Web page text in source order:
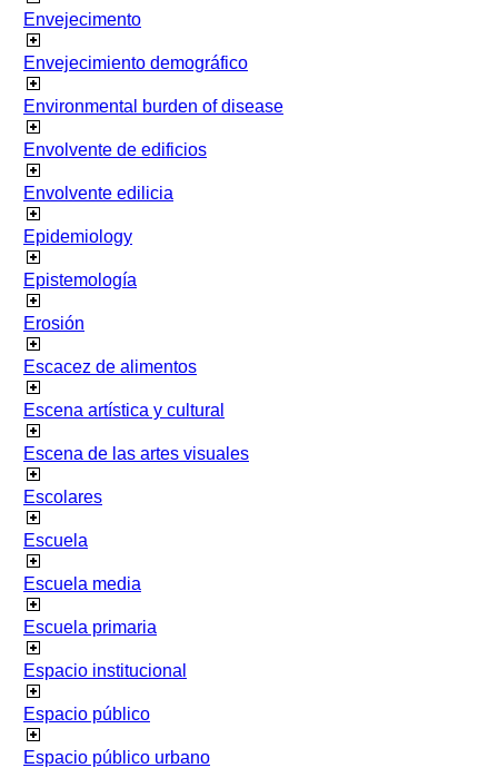
Envejecimento
Envejecimiento demográfico
Environmental burden of disease
Envolvente de edificios
Envolvente edilicia
Epidemiology
Epistemología
Erosión
Escacez de alimentos
Escena artística y cultural
Escena de las artes visuales
Escolares
Escuela
Escuela media
Escuela primaria
Espacio institucional
Espacio público
Espacio público urbano